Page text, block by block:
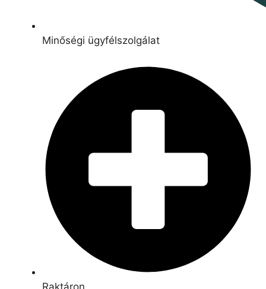
Minőségi ügyfélszolgálat
Raktáron